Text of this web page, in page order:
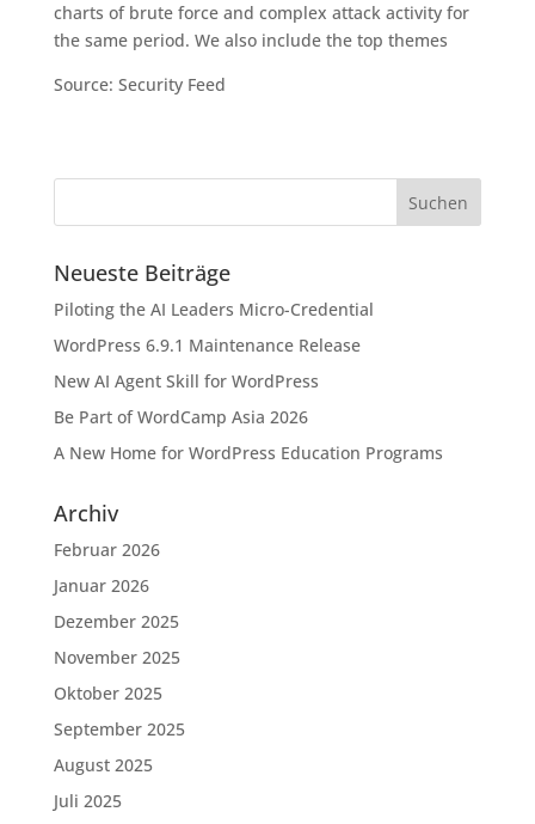
charts of brute force and complex attack activity for
the same period. We also include the top themes
Source: Security Feed
Neueste Beiträge
Piloting the AI Leaders Micro-Credential
WordPress 6.9.1 Maintenance Release
New AI Agent Skill for WordPress
Be Part of WordCamp Asia 2026
A New Home for WordPress Education Programs
Archiv
Februar 2026
Januar 2026
Dezember 2025
November 2025
Oktober 2025
September 2025
August 2025
Juli 2025